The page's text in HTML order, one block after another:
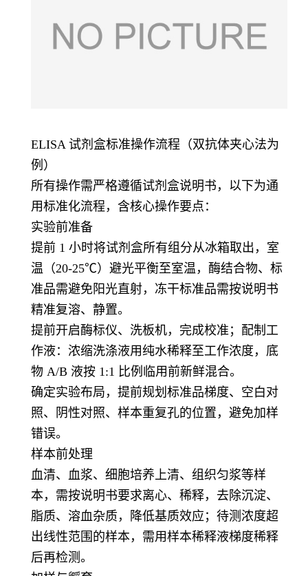
ELISA 试剂盒标准操作流程（双抗体夹心法为
例）
所有操作需严格遵循试剂盒说明书，以下为通
用标准化流程，含核心操作要点：
实验前准备
提前 1 小时将试剂盒所有组分从冰箱取出，室
温（20-25℃）避光平衡至室温，酶结合物、标
准品需避免阳光直射，冻干标准品需按说明书
精准复溶、静置。
提前开启酶标仪、洗板机，完成校准；配制工
作液：浓缩洗涤液用纯水稀释至工作浓度，底
物 A/B 液按 1:1 比例临用前新鲜混合。
确定实验布局，提前规划标准品梯度、空白对
照、阴性对照、样本重复孔的位置，避免加样
错误。
样本前处理
血清、血浆、细胞培养上清、组织匀浆等样
本，需按说明书要求离心、稀释，去除沉淀、
脂质、溶血杂质，降低基质效应；待测浓度超
出线性范围的样本，需用样本稀释液梯度稀释
后再检测。